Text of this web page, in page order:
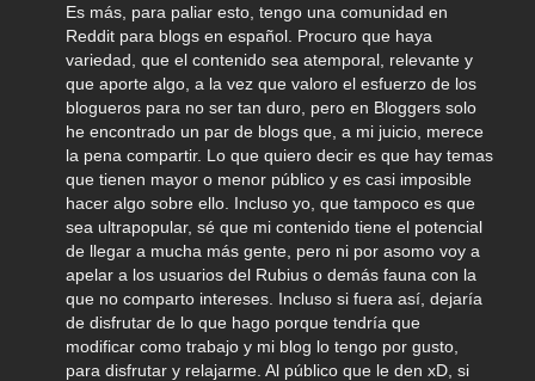
Es más, para paliar esto, tengo una comunidad en
Reddit para blogs en español. Procuro que haya
variedad, que el contenido sea atemporal, relevante y
que aporte algo, a la vez que valoro el esfuerzo de los
blogueros para no ser tan duro, pero en Bloggers solo
he encontrado un par de blogs que, a mi juicio, merece
la pena compartir. Lo que quiero decir es que hay temas
que tienen mayor o menor público y es casi imposible
hacer algo sobre ello. Incluso yo, que tampoco es que
sea ultrapopular, sé que mi contenido tiene el potencial
de llegar a mucha más gente, pero ni por asomo voy a
apelar a los usuarios del Rubius o demás fauna con la
que no comparto intereses. Incluso si fuera así, dejaría
de disfrutar de lo que hago porque tendría que
modificar como trabajo y mi blog lo tengo por gusto,
para disfrutar y relajarme. Al público que le den xD, si